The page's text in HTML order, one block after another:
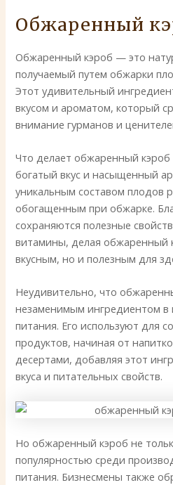
Обжаренный
Обжаренный кэроб — это
получаемый путем обжарки
Этот удивительный
вкусом и ароматом, который
внимание гурманов и
Что делает обжаренный
богатый вкус и насыщенный
уникальным составом плодов
обогащенным при обжарке.
сохраняются полезные
витамины, делая обжаренный
вкусным, но и полезным для
Неудивительно, что
незаменимым ингредиентом в
питания. Его используют для
продуктов, начиная от
десертами, добавляя этот
вкуса и питательных свойств.
Но обжаренный кэроб не
популярностью среди
питания. Бизнесмены также